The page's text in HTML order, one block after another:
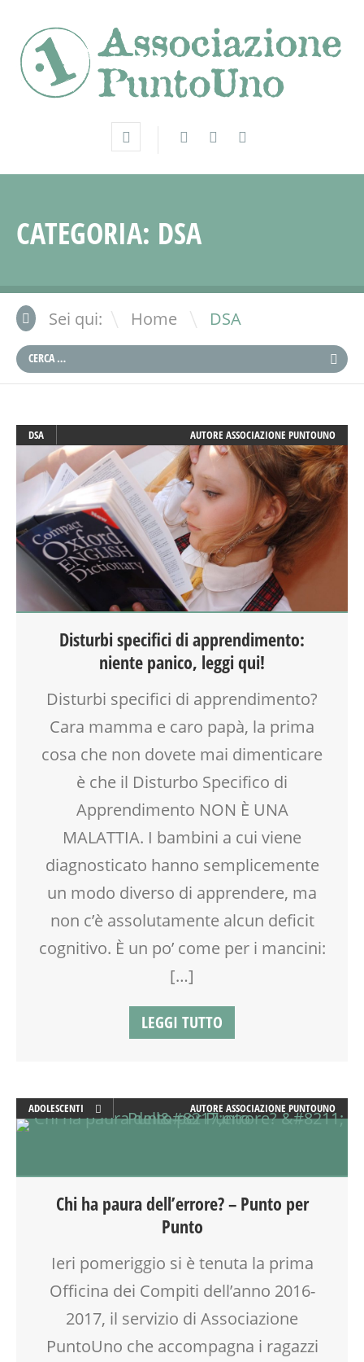
CATEGORIA: DSA
Sei qui: Home \ DSA
DSA AUTORE ASSOCIAZIONE PUNTOUNO
Disturbi specifici di apprendimento:
niente panico, leggi qui!
Disturbi specifici di apprendimento?
Cara mamma e caro papà, la prima
cosa che non dovete mai dimenticare
è che il Disturbo Specifico di
Apprendimento NON È UNA
MALATTIA. I bambini a cui viene
diagnosticato hanno semplicemente
un modo diverso di apprendere, ma
non c’è assolutamente alcun deficit
cognitivo. È un po’ come per i mancini:
[…]
LEGGI TUTTO
ADOLESCENTI
ATTIVITÀ
EDUCATORE
GENITORI
INSEGNANTI
PEDAGOGIA
AUTORE ASSOCIAZIONE PUNTOUNO
Chi ha paura dell’errore? – Punto per
Punto
Ieri pomeriggio si è tenuta la prima
Officina dei Compiti dell’anno 2016-
2017, il servizio di Associazione
PuntoUno che accompagna i ragazzi